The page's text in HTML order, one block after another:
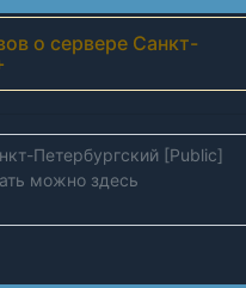
о сервере Санкт-